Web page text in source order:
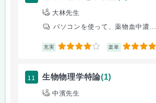
大林先生
パソコンを使って、薬物血中濃...
充実 4 楽単 4
11 生物物理学特論(1)
中濱先生